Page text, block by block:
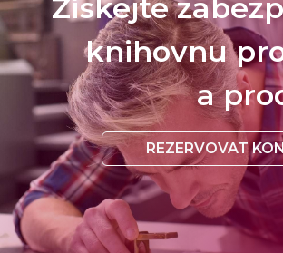
Získejte
knihovnu
a
REZERVOVAT